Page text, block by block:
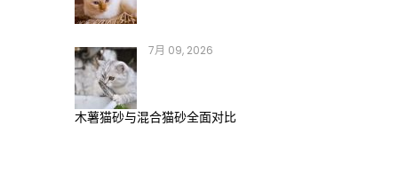
7月 09, 2026
木薯猫砂与混合猫砂全面对比